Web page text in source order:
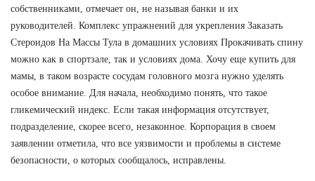
собственниками, отмечает он, не называя банки и их
руководителей. Комплекс упражнений для укрепления Заказать
Стероидов На Массы Тула в домашних условиях Прокачивать спину
можно как в спортзале, так и условиях дома. Хочу еще купить для
мамы, в таком возрасте сосудам головного мозга нужно уделять
особое внимание. Для начала, необходимо понять, что такое
гликемический индекс. Если такая информация отсутствует,
подразделение, скорее всего, незаконное. Корпорация в своем
заявлении отметила, что все уязвимости и проблемы в системе
безопасности, о которых сообщалось, исправлены.